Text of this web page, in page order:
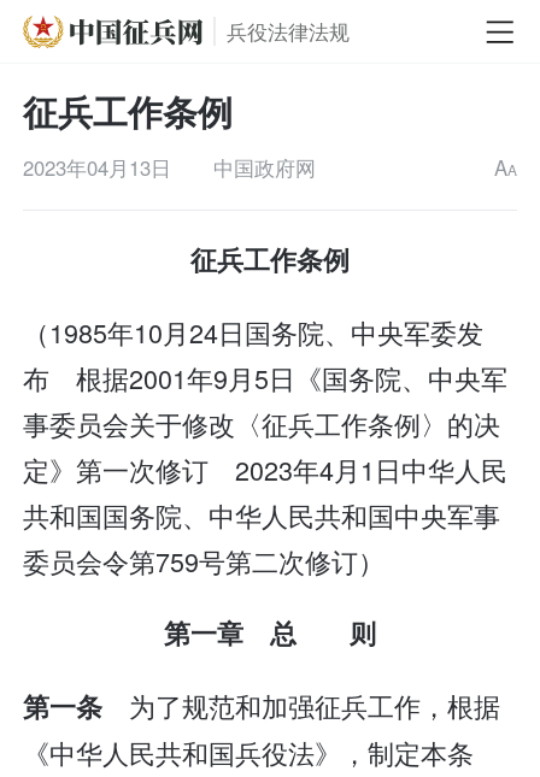
兵役法律法规
征兵工作条例
2023年04月13日 中国政府网 AA
征兵工作条例
（1985年10月24日国务院、中央军委发
布 根据2001年9月5日《国务院、中央军
事委员会关于修改〈征兵工作条例〉的决
定》第一次修订 2023年4月1日中华人民
共和国国务院、中华人民共和国中央军事
委员会令第759号第二次修订）
第一章 总 则
第一条 为了规范和加强征兵工作，根据
《中华人民共和国兵役法》，制定本条